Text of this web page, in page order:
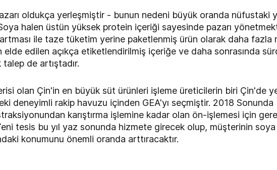
oldukça yerleşmiştir - bunun nedeni büyük oranda nüfustaki
halen üstün yüksek protein içeriği sayesinde pazarı
ile taze tüketim yerine paketlenmiş ürün olarak daha
edilen açıkça etiketlendirilmiş içeriğe ve daha sonrasında
de artıştadır.
olan Çin'in en büyük süt ürünleri işleme üreticilerin biri Çin'de
deneyimli rakip havuzu içinden GEA'yı seçmiştir. 2018 Sonunda
karıştırma işlemine kadar olan ön-işlemesi için
tesis bu yıl yaz sonunda hizmete girecek olup, müşterinin
konumunu önemli oranda arttıracaktır.